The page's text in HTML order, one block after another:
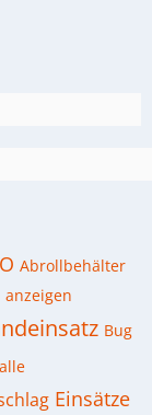
Abrollbehälter
anzeigen
Bug
Einsätze